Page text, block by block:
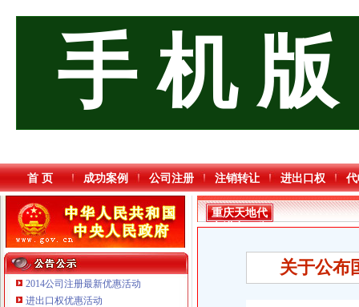
手 机 版
首 页 成功案例 公司注册 注销转让 进出口权
2014公司注册最新优惠活动
进出口权优惠活动
重庆天地代
办进出口公
关于公布